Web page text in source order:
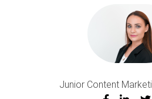
Junior Content